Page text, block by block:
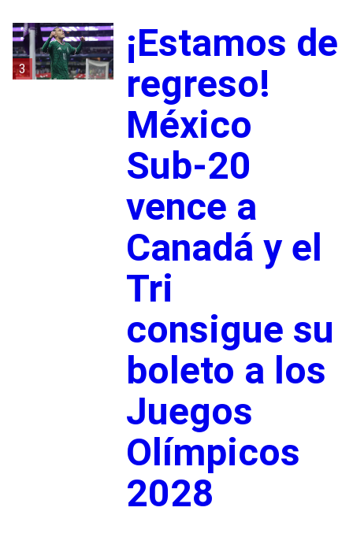
3
¡Estamos de
regreso!
México
Sub-20
vence a
Canadá y el
Tri
consigue su
boleto a los
Juegos
Olímpicos
2028